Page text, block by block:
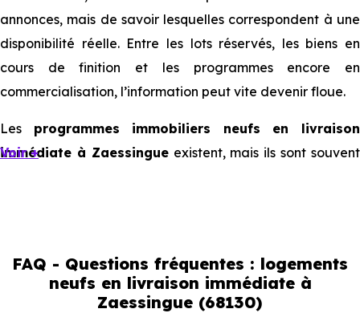
annonces, mais de savoir lesquelles correspondent à une
disponibilité réelle. Entre les lots réservés, les biens en
cours de finition et les programmes encore en
commercialisation, l’information peut vite devenir floue.
Les programmes immobiliers neufs en livraison
immédiate à Zaessingueexistent, mais ils sont souvent
Livraison immédiate : ce que vous
pouvez réellement faire
Voir +
FAQ - Questions fréquentes : logements
neufs en livraison immédiate à
Zaessingue (68130)